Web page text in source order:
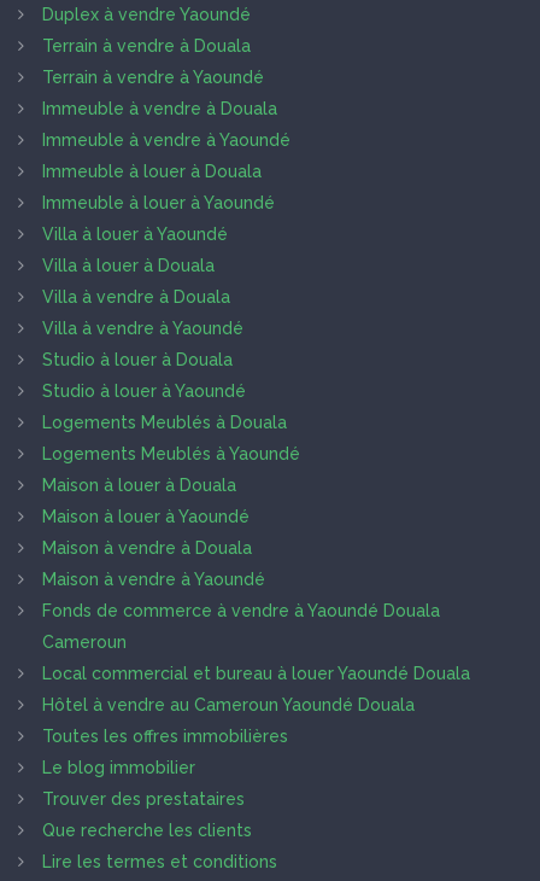
Duplex à vendre Yaoundé
Terrain à vendre à Douala
Terrain à vendre à Yaoundé
Immeuble à vendre à Douala
Immeuble à vendre à Yaoundé
Immeuble à louer à Douala
Immeuble à louer à Yaoundé
Villa à louer à Yaoundé
Villa à louer à Douala
Villa à vendre à Douala
Villa à vendre à Yaoundé
Studio à louer à Douala
Studio à louer à Yaoundé
Logements Meublés à Douala
Logements Meublés à Yaoundé
Maison à louer à Douala
Maison à louer à Yaoundé
Maison à vendre à Douala
Maison à vendre à Yaoundé
Fonds de commerce à vendre à Yaoundé Douala
Cameroun
Local commercial et bureau à louer Yaoundé Douala
Hôtel à vendre au Cameroun Yaoundé Douala
Toutes les offres immobilières
Le blog immobilier
Trouver des prestataires
Que recherche les clients
Lire les termes et conditions